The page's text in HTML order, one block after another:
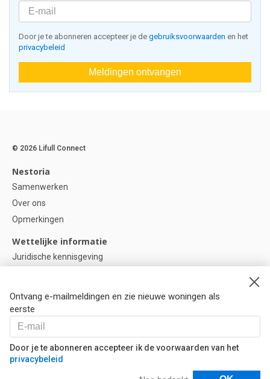
Door je te abonneren accepteer je de gebruiksvoorwaarden en het
privacybeleid
Meldingen ontvangen
Ontvang e-mailmeldingen en zie nieuwe woningen als
eerste
Door je te abonneren accepteer ik de voorwaarden van het
privacybeleid
© 2026 Lifull Connect
Nestoria
Samenwerken
Over ons
Opmerkingen
Wettelijke informatie
Juridische kennisgeving
Cookie instellingen
Help
Vragen
Onze partners